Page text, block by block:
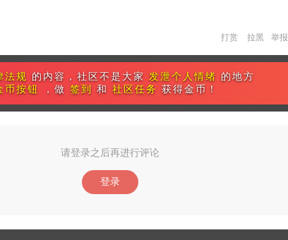
打赏 拉黑 举报
法规 的内容，社区不是大家 发泄个人情绪 的地方
币按钮 ，做 签到 和 社区任务 获得金币！
请登录之后再进行评论
登录